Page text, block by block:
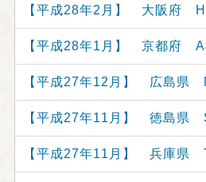
【平成28年2月】 大阪府 H
【平成28年1月】 京都府 A
【平成27年12月】 広島県
【平成27年11月】 徳島県
【平成27年11月】 兵庫県